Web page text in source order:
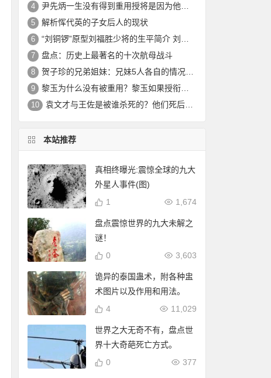
4 尹先炳一生没有得到重用授将是因为他个人方面有生活作风问题？
5 解析恽代英的子女后人的现状
6 “刘铜锣”原型刘福胜少将的生平简介 刘福胜的老婆是谁？
7 盘点：历史上最著名的十次航母战斗
8 贺子珍的兄弟姐妹：兄妹5人各自的情况介绍
9 黎玉为什么没有被重用？黎玉如果授衔会是什么军衔？
10 袁文才与王佐是被谁杀死的？他们死后其后代情况如何？
本站推荐
真相终曝光:震惊全球的九大
外星人事件(图)
1,674
1
盘点震惊世界的九大未解之
谜！
3,603
0
诡异的泰国蛊术，附各种盅
术图片以及作用和用法。
11,029
4
世界之大无奇不有，盘点世
界十大奇葩死亡方式。
377
0